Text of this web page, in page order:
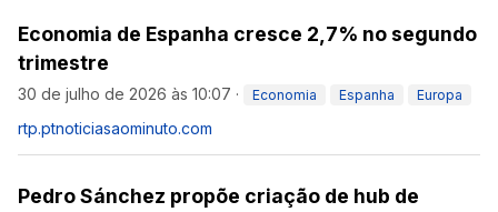
Economia de Espanha cresce 2,7% no segundo
trimestre
30 de julho de 2026 às 10:07 · Economia Espanha Europa
rtp.ptnoticiasaominuto.com
Pedro Sánchez propõe criação de hub de